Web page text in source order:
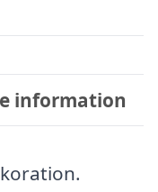
information